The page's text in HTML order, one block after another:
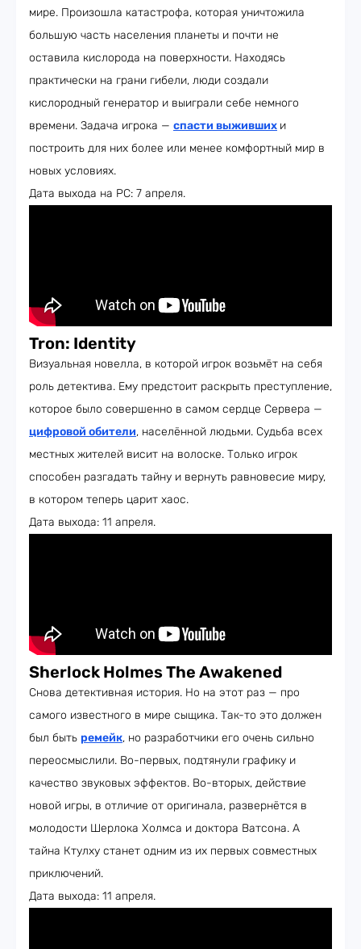
мире. Произошла катастрофа, которая уничтожила
большую часть населения планеты и почти не
оставила кислорода на поверхности. Находясь
практически на грани гибели, люди создали
кислородный генератор и выиграли себе немного
времени. Задача игрока — спасти выживших и
построить для них более или менее комфортный мир в
новых условиях.
Дата выхода на PC: 7 апреля.
Tron: Identity
Визуальная новелла, в которой игрок возьмёт на себя
роль детектива. Ему предстоит раскрыть преступление,
которое было совершенно в самом сердце Сервера —
цифровой обители, населённой людьми. Судьба всех
местных жителей висит на волоске. Только игрок
способен разгадать тайну и вернуть равновесие миру,
в котором теперь царит хаос.
Дата выхода: 11 апреля.
Sherlock Holmes The Awakened
Снова детективная история. Но на этот раз — про
самого известного в мире сыщика. Так-то это должен
был быть ремейк, но разработчики его очень сильно
переосмыслили. Во-первых, подтянули графику и
качество звуковых эффектов. Во-вторых, действие
новой игры, в отличие от оригинала, развернётся в
молодости Шерлока Холмса и доктора Ватсона. А
тайна Ктулху станет одним из их первых совместных
приключений.
Дата выхода: 11 апреля.